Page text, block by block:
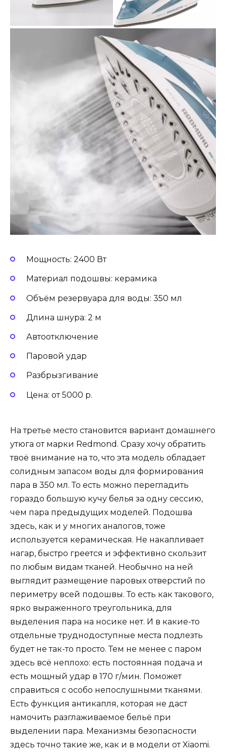
Мощность: 2400 Вт
Материал подошвы: керамика
Объём резервуара для воды: 350 мл
Длина шнура: 2 м
Автоотключение
Паровой удар
Разбрызгивание
Цена: от 5000 р.
На третье место становится вариант домашнего
утюга от марки Redmond. Сразу хочу обратить
твоё внимание на то, что эта модель обладает
солидным запасом воды для формирования
пара в 350 мл. То есть можно перегладить
гораздо большую кучу белья за одну сессию,
чем пара предыдущих моделей. Подошва
здесь, как и у многих аналогов, тоже
используется керамическая. Не накапливает
нагар, быстро греется и эффективно скользит
по любым видам тканей. Необычно на ней
выглядит размещение паровых отверстий по
периметру всей подошвы. То есть как такового,
ярко выраженного треугольника, для
выделения пара на носике нет. И в какие-то
отдельные труднодоступные места подлезть
будет не так-то просто. Тем не менее с паром
здесь всё неплохо: есть постоянная подача и
есть мощный удар в 170 г/мин. Поможет
справиться с особо непослушными тканями.
Есть функция антикапля, которая не даст
намочить разглаживаемое бельё при
выделении пара. Механизмы безопасности
здесь точно такие же, как и в модели от Xiaomi.